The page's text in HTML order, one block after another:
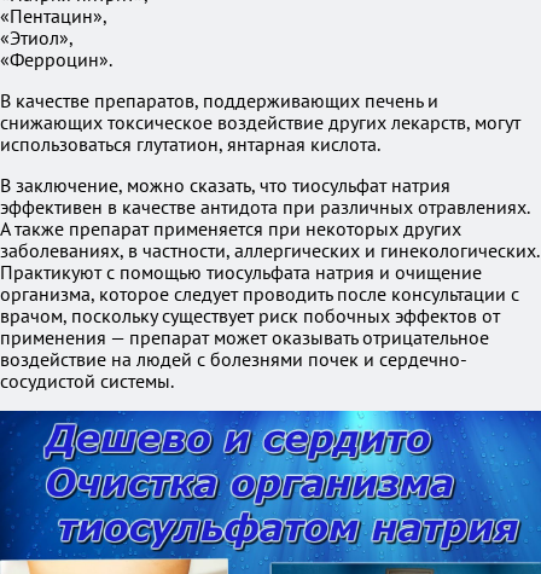
«Пентацин»,
«Этиол»,
«Ферроцин».
В качестве препаратов, поддерживающих печень и
снижающих токсическое воздействие других лекарств, могут
использоваться глутатион, янтарная кислота.
В заключение, можно сказать, что тиосульфат натрия
эффективен в качестве антидота при различных отравлениях.
А также препарат применяется при некоторых других
заболеваниях, в частности, аллергических и гинекологических.
Практикуют с помощью тиосульфата натрия и очищение
организма, которое следует проводить после консультации с
врачом, поскольку существует риск побочных эффектов от
применения — препарат может оказывать отрицательное
воздействие на людей с болезнями почек и сердечно-
сосудистой системы.